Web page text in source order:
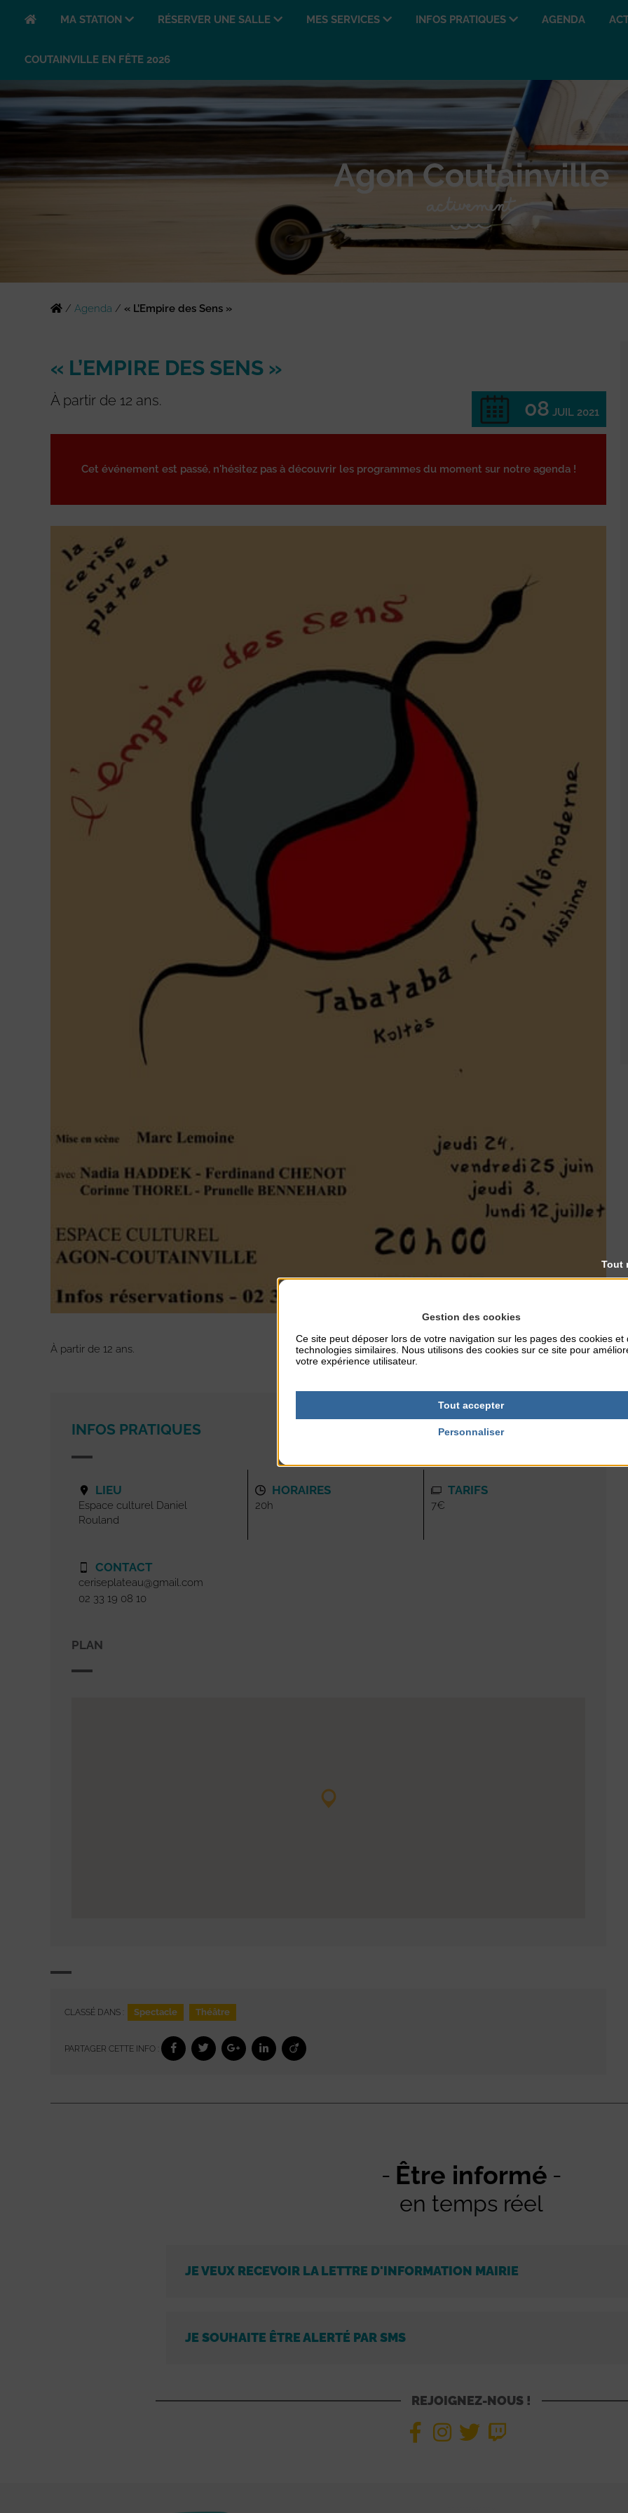
MA STATION RÉSERVER UNE SALLE MES SERVICES INFOS PRATIQUES AGENDA
COUTAINVILLE EN FÊTE 2026
/ Agenda / « L’Empire des Sens »
« L’EMPIRE DES SENS »
À partir de 12 ans. 08 JUIL 2021
Cet événement est passé, n'hésitez pas à découvrir les programmes du moment sur notre agenda !
À partir de 12 ans.
INFOS PRATIQUES
LIEU
Espace culturel Daniel
Rouland
CONTACT
ceriseplateau@gmail.com
02 33 19 08 10
HORAIRES
20h
TARIFS
7€
PLAN
CLASSÉ DANS : Spectacle Théâtre
PARTAGER CETTE INFO :
Être informé
en temps réel
JE VEUX RECEVOIR LA LETTRE D'INFORMATION MAIRIE
JE SOUHAITE ÊTRE ALERTÉ PAR SMS
REJOIGNEZ-NOUS !
Gestion des cookies
Ce site peut déposer lors de votre navigation sur les pages des cookies et
technologies similaires. Nous utilisons des cookies sur ce site pour
votre expérience utilisateur.
Tout accepter
Tout
Personnaliser